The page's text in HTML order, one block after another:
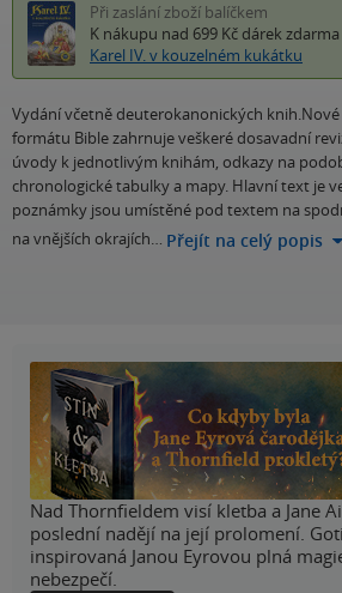
Při zaslání zboží balíčkem
K nákupu nad 699 Kč dárek zdarma
Karel IV. v kouzelném kukátku
Vydání včetně deuterokanonických
formátu Bible zahrnuje veškeré dosavadní
úvody k jednotlivým knihám, odkazy na
chronologické tabulky a mapy. Hlavní text je
poznámky jsou umístěné pod textem na
na vnějších okrajích… Přejít na celý popis
Nad Thornfieldem visí kletba a Jane
poslední nadějí na její prolomení.
inspirovaná Janou Eyrovou plná
nebezpečí.